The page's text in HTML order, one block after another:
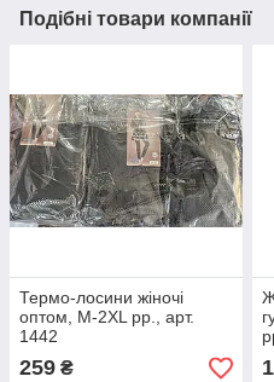
Подібні товари компанії
Термо-лосини жіночі
оптом, M-2XL рр., арт.
1442
259 ₴